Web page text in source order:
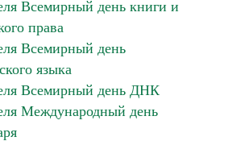
Всемирный день книги и
права
Всемирный день
языка
Всемирный день ДНК
Международный день